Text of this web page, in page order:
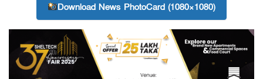
Download News PhotoCard (1080×1080)